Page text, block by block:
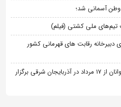
وطن آسمانی شد؛
تیم‌های ملی کشتی (فیلم)
دبیرخانه رقابت های قهرمانی کشور
اردوی تیم ملی کشتی ساحلی نوجوانان از 17 مرداد در آذربایجان شرقی برگزار